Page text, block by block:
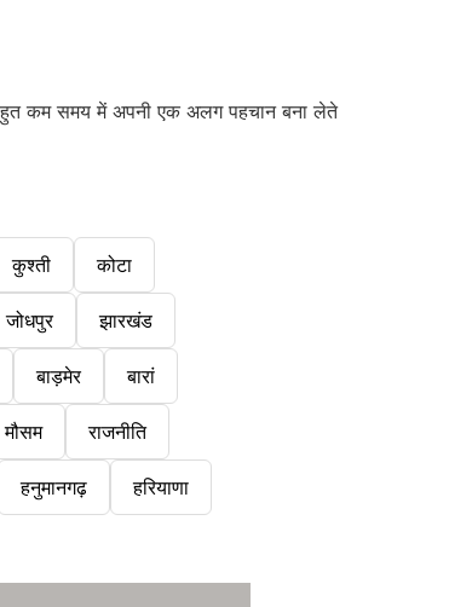
कम समय में अपनी एक अलग पहचान बना लेते
कुश्ती कोटा
जोधपुर झारखंड
बाड़मेर बारां
मौसम राजनीति
हनुमानगढ़ हरियाणा